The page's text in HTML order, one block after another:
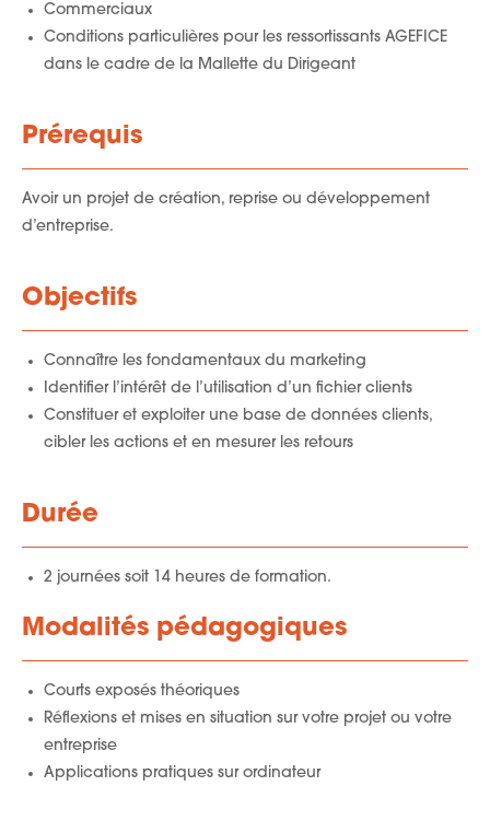
Commerciaux
Conditions particulières pour les ressortissants AGEFICE
dans le cadre de la Mallette du Dirigeant
Prérequis
Avoir un projet de création, reprise ou développement
d’entreprise.
Objectifs
Connaître les fondamentaux du marketing
Identifier l’intérêt de l’utilisation d’un fichier clients
Constituer et exploiter une base de données clients,
cibler les actions et en mesurer les retours
Durée
2 journées soit 14 heures de formation.
Modalités pédagogiques
Courts exposés théoriques
Réflexions et mises en situation sur votre projet ou votre
entreprise
Applications pratiques sur ordinateur